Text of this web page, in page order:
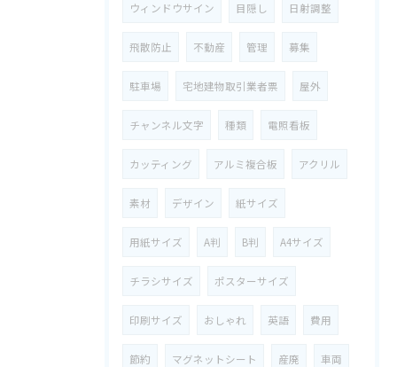
ウィンドウサイン 目隠し 日射調整
飛散防止 不動産 管理 募集
駐車場 宅地建物取引業者票 屋外
チャンネル文字 種類 電照看板
カッティング アルミ複合板 アクリル
素材 デザイン 紙サイズ
用紙サイズ A判 B判 A4サイズ
チラシサイズ ポスターサイズ
印刷サイズ おしゃれ 英語 費用
節約 マグネットシート 産廃 車両